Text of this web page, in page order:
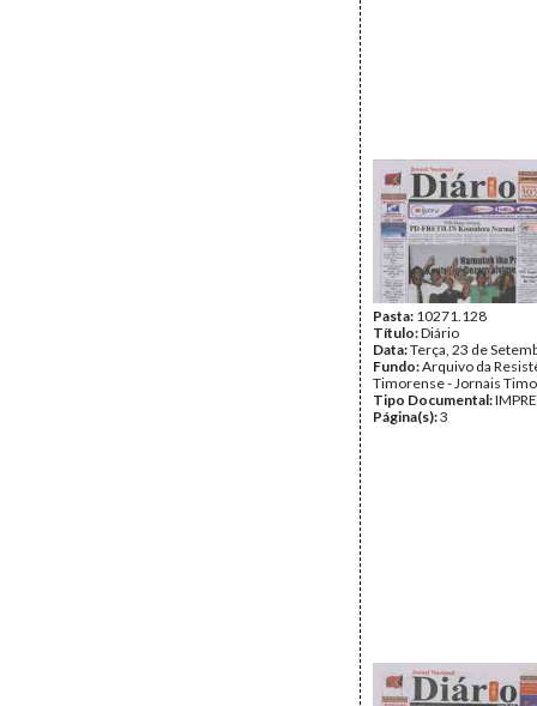
Pasta: 10271.128
Título:Diário
Data:Terça, 23 de
Fundo:Arquivo da
Timorense - Jornais
Tipo Documental:
Página(s):3